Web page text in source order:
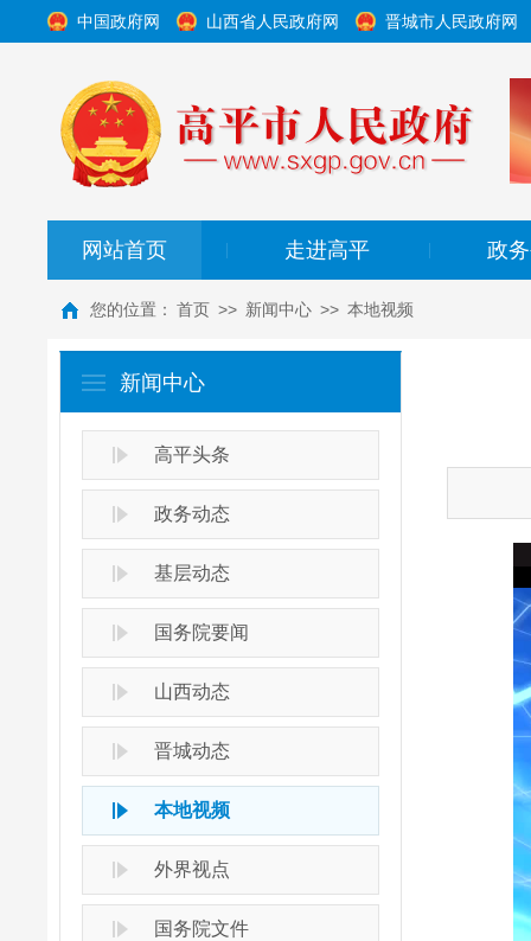
中国政府网 山西省人民政府网 晋城市人民政府网
网站首页 走进高平 政
您的位置： 首页 >> 新闻中心 >> 本地视频
新闻中心
高平头条
政务动态
基层动态
国务院要闻
山西动态
晋城动态
本地视频
外界视点
国务院文件